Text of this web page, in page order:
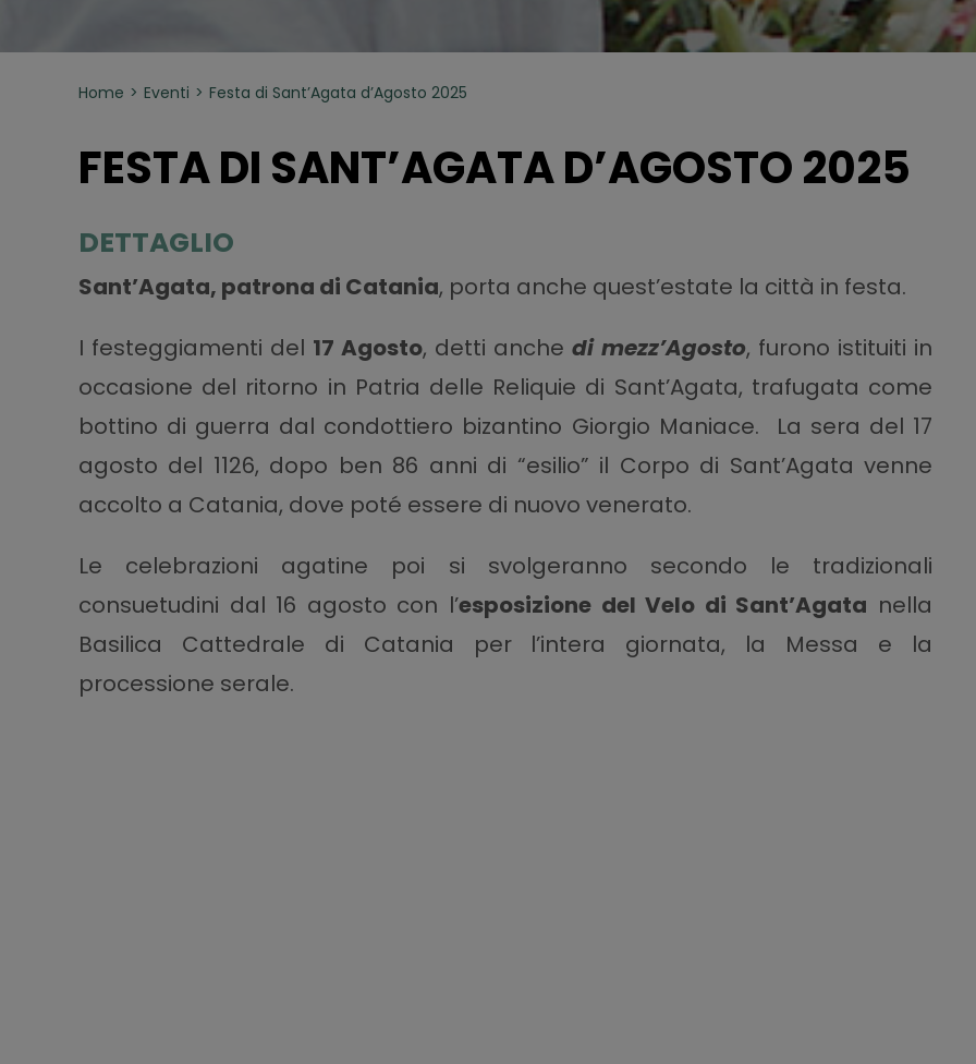
Home Eventi Festa di Sant’Agata d’Agosto 2025
FESTA DI SANT’AGATA D’AGOSTO 2025
DETTAGLIO
Sant’Agata, patrona di Catania, porta anche quest’estate la città in festa.
I festeggiamenti del 17 Agosto, detti anchedi mezz’Agosto, furono istituiti in
occasione del ritorno in Patria delle Reliquie di Sant’Agata, trafugata come
bottino di guerra dal condottiero bizantino Giorgio Maniace. La sera del 17
agosto del 1126, dopo ben 86 anni di “esilio” il Corpo di Sant’Agata venne
accolto a Catania, dove poté essere di nuovo venerato.
Le celebrazioni agatine poi si svolgeranno secondo le tradizionali
consuetudini dal 16 agosto con l’esposizione del Velo di Sant’Agata nella
Basilica Cattedrale di Catania per l’intera giornata, la Messa e la
processione serale.